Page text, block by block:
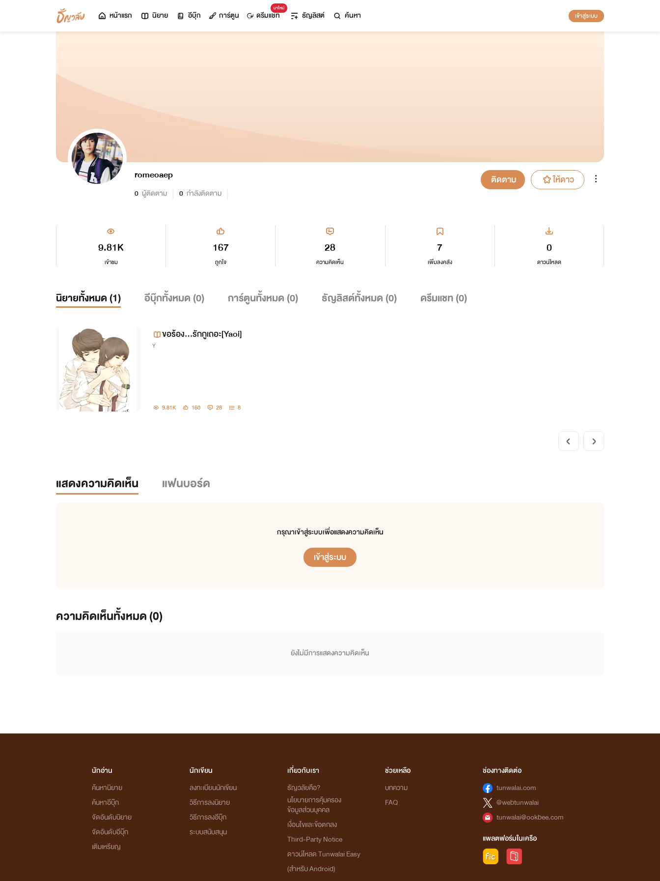
หน้าแรก นิยาย อีบุ๊ก การ์ตูน
มาใหม่
ดรีมแชท ธัญลิสต์ ค้นหา เข้าสู่ระบบ
romeoaep
0 ผู้ติดตาม 0 กำลังติดตาม
ติดตาม ให้ดาว
9.81K
เข้าชม
7
เพิ่มลงคลัง
167
ถูกใจ
0
ดาวน์โหลด
28
ความคิดเห็น
นิยายทั้งหมด (1) อีบุ๊กทั้งหมด (0) การ์ตูนทั้งหมด (0) ธัญลิสต์ทั้งหมด (0) ดรีมแชท (0)
ขอร้อง...รักกูเถอะ[Yaoi]
Y
9.81K 160 28 8
แสดงความคิดเห็น แฟนบอร์ด
กรุณาเข้าสู่ระบบเพื่อแสดงความคิดเห็น
เข้าสู่ระบบ
ความคิดเห็นทั้งหมด (0)
ยังไม่มีการแสดงความคิดเห็น
นักอ่าน
ค้นหานิยาย
ค้นหาอีบุ๊ก
จัดอันดับนิยาย
จัดอันดับอีบุ๊ก
เติมเหรียญ
นักเขียน
ลงทะเบียนนักเขียน
วิธีการลงนิยาย
วิธีการลงอีบุ๊ก
ระบบสนับสนุน
เกี่ยวกับเรา
ธัญวลัยคือ?
นโยบายการคุ้มครอง
ข้อมูลส่วนบุคคล
เงื่อนไขและข้อตกลง
Third-Party Notice
ดาวน์โหลด Tunwalai Easy
(สำหรับ Android)
ช่วยเหลือ
บทความ
FAQ
ช่องทางติดต่อ
tunwalai.com
@webtunwalai
tunwalai@ookbee.com
แพลตฟอร์มในเครือ